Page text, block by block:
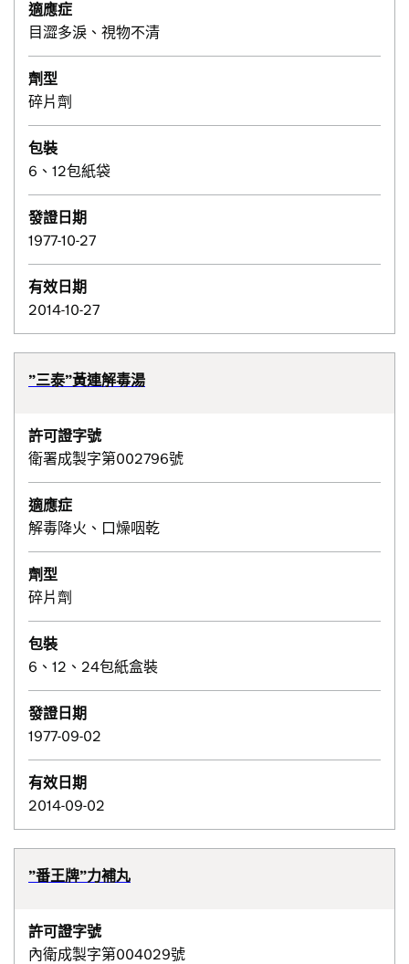
適應症
目澀多淚、視物不清
劑型
碎片劑
包裝
6、12包紙袋
發證日期
1977-10-27
有效日期
2014-10-27
”三泰”黃連解毒湯
許可證字號
衛署成製字第002796號
適應症
解毒降火、口燥咽乾
劑型
碎片劑
包裝
6、12、24包紙盒裝
發證日期
1977-09-02
有效日期
2014-09-02
”番王牌”力補丸
許可證字號
內衛成製字第004029號